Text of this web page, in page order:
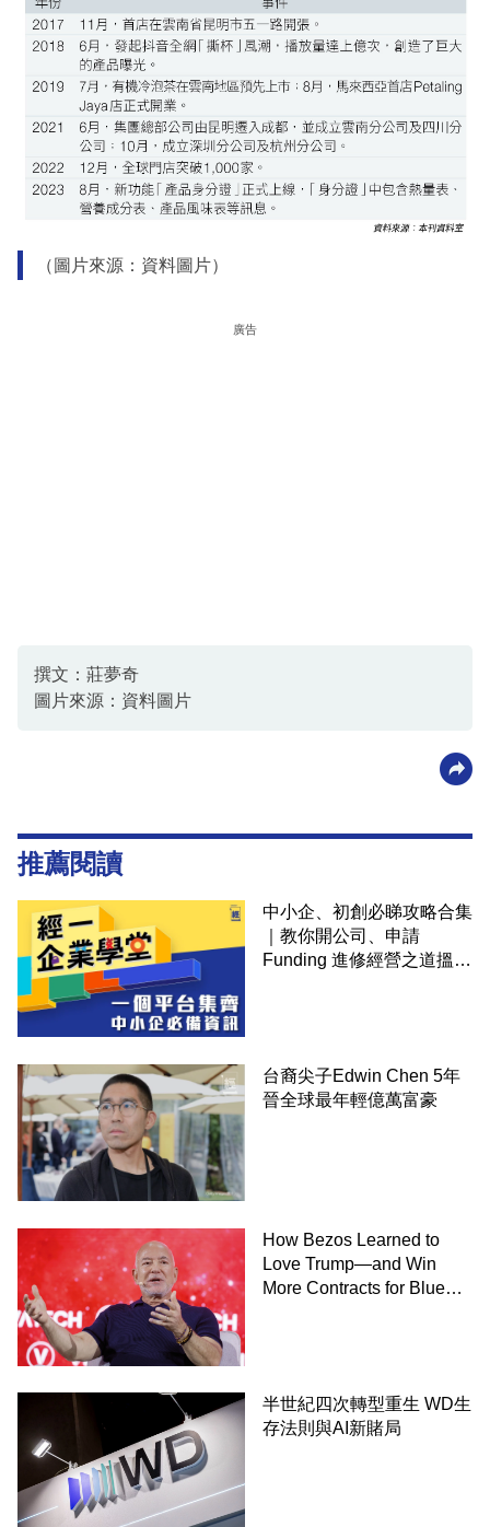
（圖片來源：資料圖片）
廣告
撰文：莊夢奇
圖片來源：資料圖片
推薦閱讀
中小企、初創必睇攻略合集
｜教你開公司、申請
Funding 進修經營之道搵大
台裔尖子Edwin Chen 5年
晉全球最年輕億萬富豪
How Bezos Learned to
Love Trump—and Win
More Contracts for Blue
半世紀四次轉型重生 WD生
存法則與AI新賭局